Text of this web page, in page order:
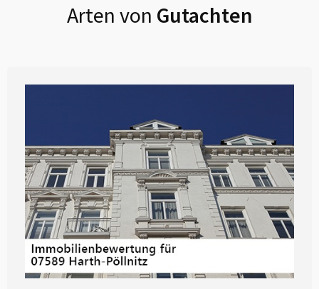
Arten von Gutachten